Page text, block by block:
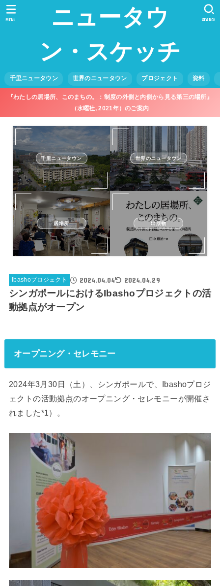
ニュータウ
ン・スケッチ
千里ニュータウン 世界のニュータウン プロジェクト 資料
SEARCH
MENU
『わたしの居場所、このまちの。：制度の外側と内側から見る第三の場所』
（水曜社, 2021年）のご案内
千里ニュータウン 世界のニュータウン
居場所 出版物
Ibashoプロジェクト 2024.04.04 2024.04.29
シンガポールにおけるIbashoプロジェクトの活
動拠点がオープン
オープニング・セレモニー
2024年3月30日（土）、シンガポールで、Ibashoプロジ
ェクトの活動拠点のオープニング・セレモニーが開催さ
れました*1）。